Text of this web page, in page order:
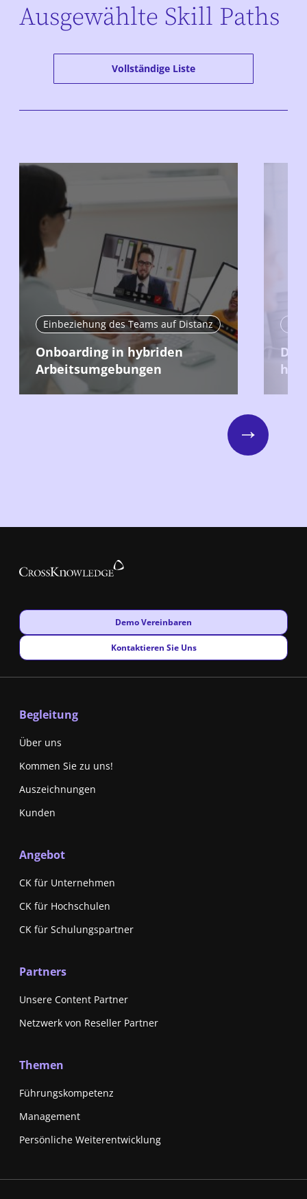
Ausgewählte Skill Paths
Vollständige Liste
Einbeziehung des Teams auf Distanz
Onboarding in hybriden
Arbeitsumgebungen
Next
New window
Demo Vereinbaren
New window
Kontaktieren Sie Uns
Begleitung
Über uns
Kommen Sie zu uns!
Auszeichnungen
Kunden
Angebot
CK für Unternehmen
CK für Hochschulen
CK für Schulungspartner
Partners
Unsere Content Partner
Netzwerk von Reseller Partner
Themen
Führungskompetenz
Management
Persönliche Weiterentwicklung